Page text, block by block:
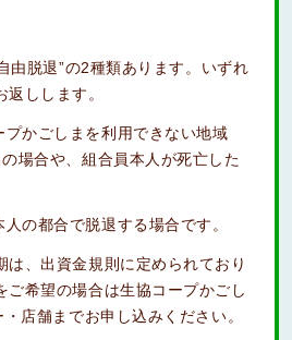
由脱退”の2種類あります。いずれ
しします。
プかごしまを利用できない地域
場合や、組合員本人が死亡した
人の都合で脱退する場合です。
、出資金規則に定められており
ご希望の場合は生協コープかごし
店舗までお申し込みください。